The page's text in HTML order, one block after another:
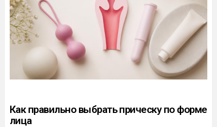
Как правильно выбрать прическу по форме
лица